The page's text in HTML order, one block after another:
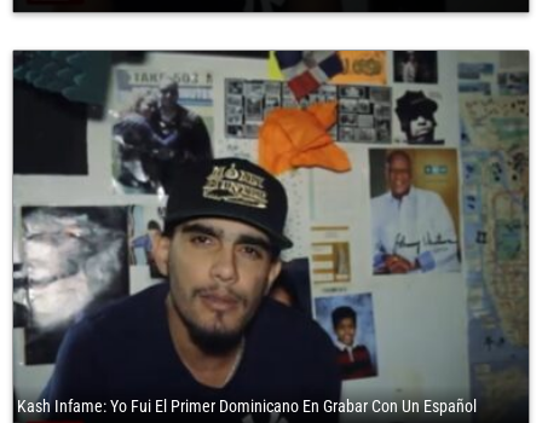
Kash Infame: Yo Fui El Primer Dominicano En Grabar Con Un Español